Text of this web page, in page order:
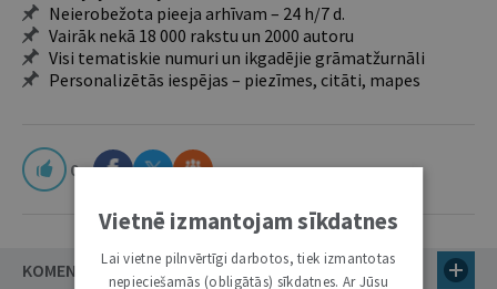
Neierobežota pieeja arhīvam – 24 h/7 d.
Vairāk nekā 18 000 rakstu un 2000 autoru
Visi tematiskie numuri un ikgadējie grāmatžurnāli
Personalizētās iespējas – piezīmes, citāti, mapes
0
KOMENTĀRI
Vietnē izmantojam sīkdatnes
Lai vietne pilnvērtīgi darbotos, tiek izmantotas
nepieciešamās (obligātās) sīkdatnes. Ar Jūsu